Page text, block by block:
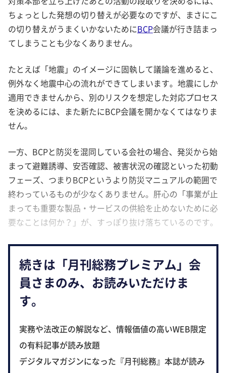
ちょっとした発想の切り替えが必要なのですが、まさにこ
の切り替えがうまくいかないためにBCP会議が行き詰まっ
てしまうことも少なくありません。
たとえば「地震」のイメージに固執して議論を進めると、
例外なく地震中心の流れができてしまいます。地震にしか
適用できませんから、別のリスクを想定した対応プロセス
を決めるには、また新たにBCP会議を開かなくてはなりま
せん。
一方、BCPと防災を混同している会社の場合、発災から始
まって避難誘導、安否確認、被害状況の確認といった初動
フェーズ、つまりBCPというより防災マニュアルの範囲で
終わっているものが少なくありません。肝心の「事業が止
まっても重要な製品・サービスの供給を止めないために必
要なことは何か？」が、すっぽり抜け落ちているのです。
続きは「月刊総務プレミアム」会
員さまのみ、お読みいただけま
す。
実務や法改正の解説など、情報価値の高いWEB限定
の有料記事が読み放題
デジタルマガジンになった『月刊総務』本誌が読み